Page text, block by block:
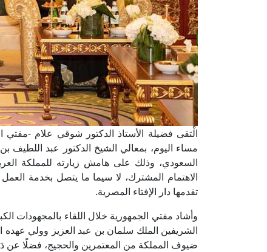
الْتقى فضيلة الأستاذ الدكتور شوقي علام -مفتي
مساء اليوم، بمعالي الشيخ الدكتور عبد اللطيف
السعودي، وذلك على هامش زيارته للمملكة
الاهتمام المشترك، لا سيما ما يتصل بخدمة
تقدمها دار الإفتاء المصرية.
وأشاد مفتي الجمهورية خلال اللقاء بالمجهودات
الشريفين الملك سلمان بن عبد العزيز وولي عهده
ضيوف المملكة من المعتمرين والحجيج، فضلًا عن